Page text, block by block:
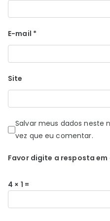
E-mail *
Site
Salvar meus dados neste
vez que eu comentar.
Favor digite a resposta
4 × 1 =